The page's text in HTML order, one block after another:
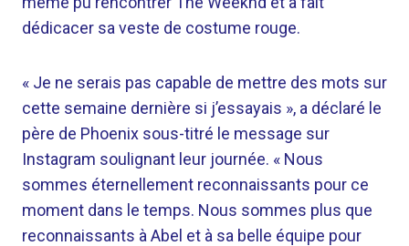
dédicacer sa veste de costume rouge.
« Je ne serais pas capable de mettre des mots sur
cette semaine dernière si j’essayais », a déclaré le
père de Phoenix sous-titré le message sur
Instagram soulignant leur journée. « Nous
sommes éternellement reconnaissants pour ce
moment dans le temps. Nous sommes plus que
reconnaissants à Abel et à sa belle équipe pour